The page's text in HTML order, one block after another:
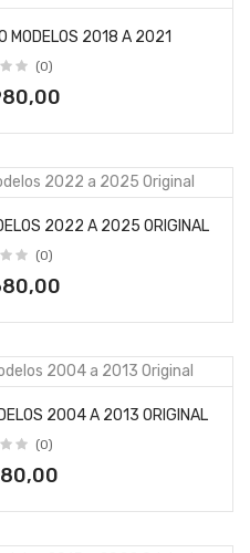
MODELOS 2018 A 2021
(0)
2022 A 2025 ORIGINAL
(0)
2004 A 2013 ORIGINAL
(0)